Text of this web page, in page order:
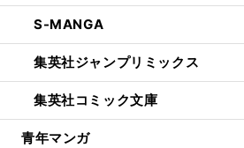
S-MANGA
集英社ジャンプリミックス
集英社コミック文庫
青年マンガ